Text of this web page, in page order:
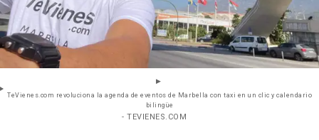
TeVienes.com revoluciona la agenda de eventos de Marbella con taxi en un clic y calendario
bilingüe
- TEVIENES.COM